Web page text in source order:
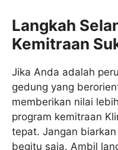
Langkah
Kemitraan
Jika Anda adalah
gedung yang
memberikan nilai
program kemitraan
tepat. Jangan
begitu saja. Ambil